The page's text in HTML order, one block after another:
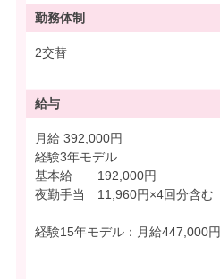
勤務体制
2交替
給与
月給 392,000円
経験3年モデル
基本給 192,000円
夜勤手当 11,960円×4回分含む
経験15年モデル：月給447,000円